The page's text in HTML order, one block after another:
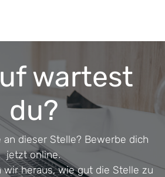
wartest
du?
dieser Stelle? Bewerbe dich
jetzt online.
wir heraus, wie gut die Stelle zu